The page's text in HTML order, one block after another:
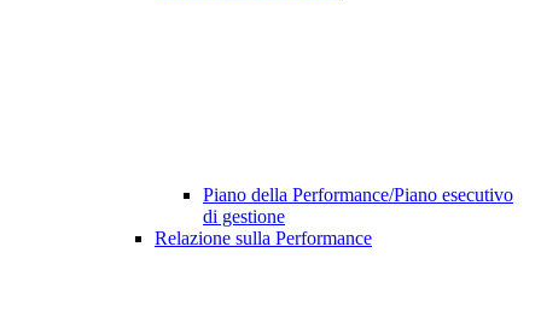
Piano della Performance/Piano esecutivo
di gestione
Relazione sulla Performance